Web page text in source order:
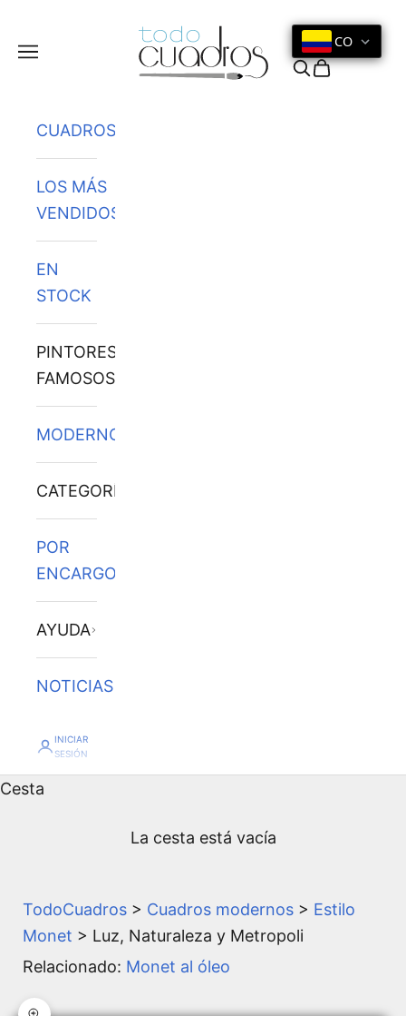
Menú
CO
Buscar
Cesta
CUADROS
LOS MÁS
VENDIDOS
EN
STOCK
PINTORES
FAMOSOS
MODERNOS
CATEGORÍAS
POR
ENCARGO
AYUDA
NOTICIAS
INICIAR
SESIÓN
Cesta
La cesta está vacía
TodoCuadros > Cuadros modernos > Estilo
Monet > Luz, Naturaleza y Metropoli
Relacionado: Monet al óleo